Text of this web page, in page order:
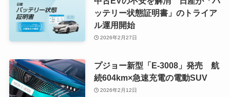
ッテリー状態証明書」のトライア
ル運用開始
2026年2月27日
プジョー新型「E-3008」発売 航
続604km×急速充電の電動SUV
2026年2月12日